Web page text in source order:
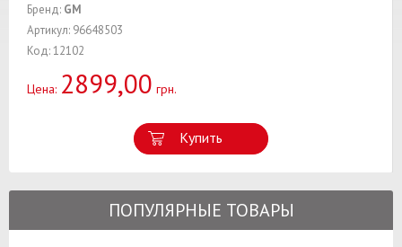
Бренд: GM
Артикул: 96648503
Код: 12102
Цена: 2899,00 грн.
Купить
ПОПУЛЯРНЫЕ ТОВАРЫ